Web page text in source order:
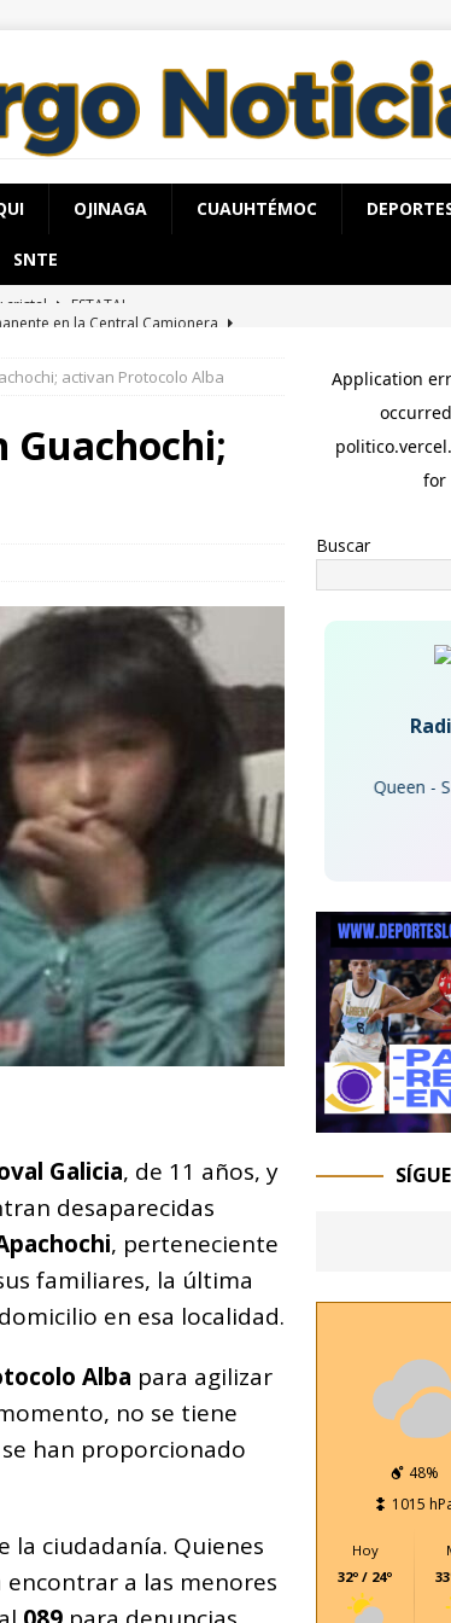
OJINAGA CUAUHTÉMOC
SNTE
en la Central Camionera
de la colonia Juan Güereca
Taboada en la Ciudad de México
activan Protocolo Alba
Guachochi;
Galicia, de 11 años, y
desaparecidas
, perteneciente
familiares, la última
en esa localidad.
Alba para agilizar
no se tiene
han proporcionado
la ciudadanía. Quienes
a las menores
Buscar
Queen -
48%
1015
Hoy
32º / 24º